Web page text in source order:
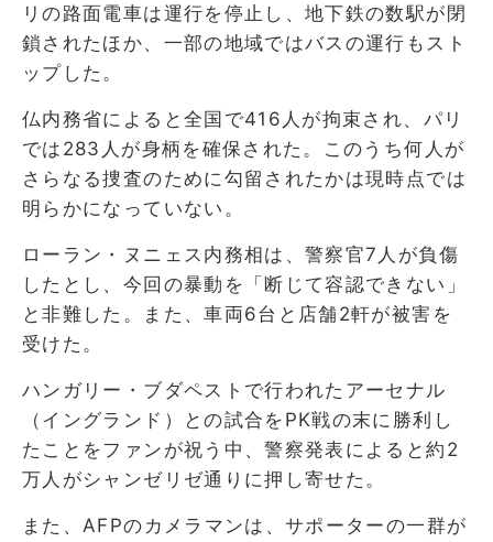
リの路面電車は運行を停止し、地下鉄の数駅が閉
鎖されたほか、一部の地域ではバスの運行もスト
ップした。
仏内務省によると全国で416人が拘束され、パリ
では283人が身柄を確保された。このうち何人が
さらなる捜査のために勾留されたかは現時点では
明らかになっていない。
ローラン・ヌニェス内務相は、警察官7人が負傷
したとし、今回の暴動を「断じて容認できない」
と非難した。また、車両6台と店舗2軒が被害を
受けた。
ハンガリー・ブダペストで行われたアーセナル
（イングランド）との試合をPK戦の末に勝利し
たことをファンが祝う中、警察発表によると約2
万人がシャンゼリゼ通りに押し寄せた。
また、AFPのカメラマンは、サポーターの一群が